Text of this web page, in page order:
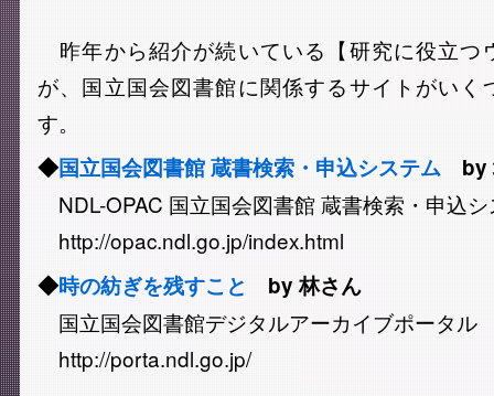
昨年から紹介が続いている【研究に役立つ
が、国立国会図書館に関係するサイトがいく
す。
◆国立国会図書館 蔵書検索・申込システム by
NDL-OPAC 国立国会図書館 蔵書検索・申込
http://opac.ndl.go.jp/index.html
◆時の紡ぎを残すこと
by 林さん
国立国会図書館デジタルアーカイブポータル
http://porta.ndl.go.jp/